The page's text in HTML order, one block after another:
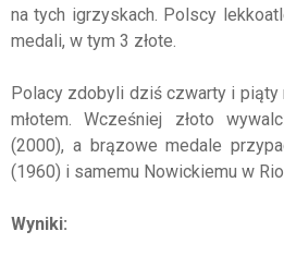
na tych igrzyskach. Polscy
medali, w tym 3 złote.
Polacy zdobyli dziś czwarty i
młotem. Wcześniej złoto
(2000), a brązowe medale
(1960) i samemu Nowickiemu w
Wyniki: